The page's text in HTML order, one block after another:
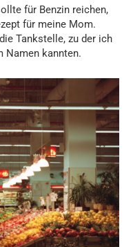
für Benzin reichen,
für meine Mom.
Tankstelle, zu der ich
Namen kannten.